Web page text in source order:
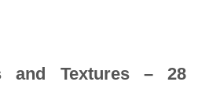
and Textures – 28